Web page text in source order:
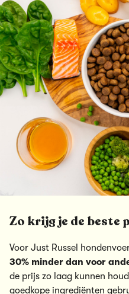
Zo krijg je de
Voor Just Russel
30% minder dan voor
de prijs zo laag kunnen
goedkope ingrediënten